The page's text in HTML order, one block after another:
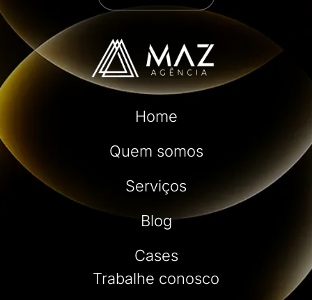
Home
Quem somos
Serviços
Blog
Cases
Trabalhe conosco